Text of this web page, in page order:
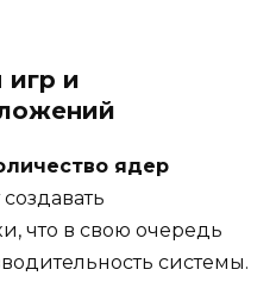
игр и
ядер
что в свою очередь
системы.